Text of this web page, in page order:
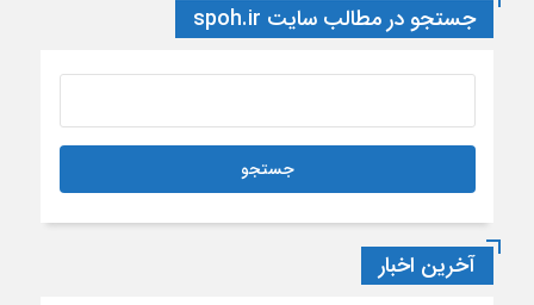
جستجو در مطالب سایت spoh.ir
آخرین اخبار